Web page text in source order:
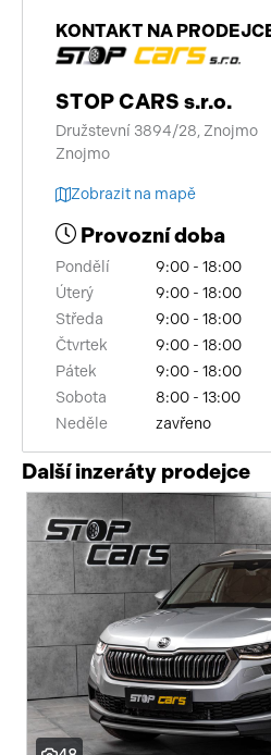
odvětrávaná sedadla
paměť nastavení sedadla
uzávěrka diferenciálu
střešní šíbr el.
DVD přehrávač
bluetooth
palubní počítač
autorádio
multifunkční volant
nastavitelný volant
výškově nastavitelné
vyhřívaná sedadla
el. seřiditelná sedadla
KONTAKT NA
STOP CARS s.r.o.
Družstevní 3894/28, Znojmo
Znojmo
Zobrazit na mapě
Provozní doba
Pondělí
9:00 - 18:00
Úterý
9:00 - 18:00
Středa
9:00 - 18:00
Čtvrtek
9:00 - 18:00
Pátek
9:00 - 18:00
Sobota
8:00 - 13:00
Neděle
zavřeno
Další inzeráty prodejce